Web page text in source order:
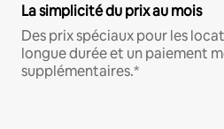
La simplicité du prix au mois
Des prix spéciaux pour les
longue durée et un paiement
supplémentaires.*